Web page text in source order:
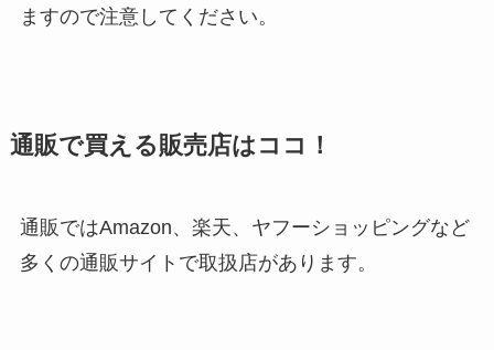
ますので注意してください。
通販で買える販売店はココ！
通販ではAmazon、楽天、ヤフーショッピングなど
多くの通販サイトで取扱店があります。